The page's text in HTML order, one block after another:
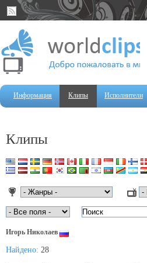
Информация Клипы Исполнители
Клипы
Игорь Николаев
Найдено: 28